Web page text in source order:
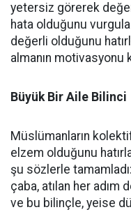
yetersiz görerek
hata olduğunu
değerli olduğunu
almanın motivasyonu
Büyük Bir Aile Bilinci
Müslümanların
elzem olduğunu
şu sözlerle
çaba, atılan her
ve bu bilinçle, yeise